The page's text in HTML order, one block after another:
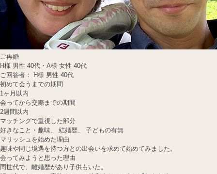
ご再婚
H様 男性 40代・A様 女性 40代
ご回答者： H様 男性 40代
初めて会うまでの期間
1ヶ月以内
会ってから交際までの期間
2週間以内
マッチングで重視した部分
好きなこと・趣味、 結婚歴、 子どもの有無
マリッシュを始めた理由
趣味や同じ境遇を持つ方との出会いを求めて始めてみました。
会ってみようと思った理由
同世代で、離婚歴があり子供もいた。